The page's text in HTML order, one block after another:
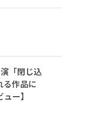
「閉じ込
る作品に
ー】